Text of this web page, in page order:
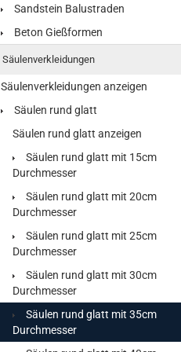
Sandstein Balustraden
Beton Gießformen
Säulenverkleidungen
Säulenverkleidungen anzeigen
Säulen rund glatt
Säulen rund glatt anzeigen
Säulen rund glatt mit 15cm
Durchmesser
Säulen rund glatt mit 20cm
Durchmesser
Säulen rund glatt mit 25cm
Durchmesser
Säulen rund glatt mit 30cm
Durchmesser
Säulen rund glatt mit 35cm
Durchmesser